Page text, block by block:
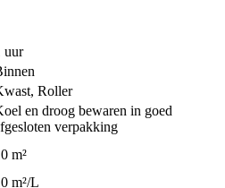
uur
, Roller
en droog bewaren in goed
verpakking
m²
m²/L